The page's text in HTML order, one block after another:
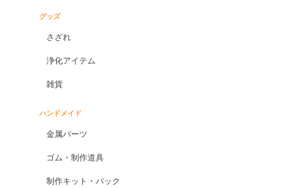
グッズ
さざれ
浄化アイテム
雑貨
ハンドメイド
金属パーツ
ゴム・制作道具
制作キット・パック